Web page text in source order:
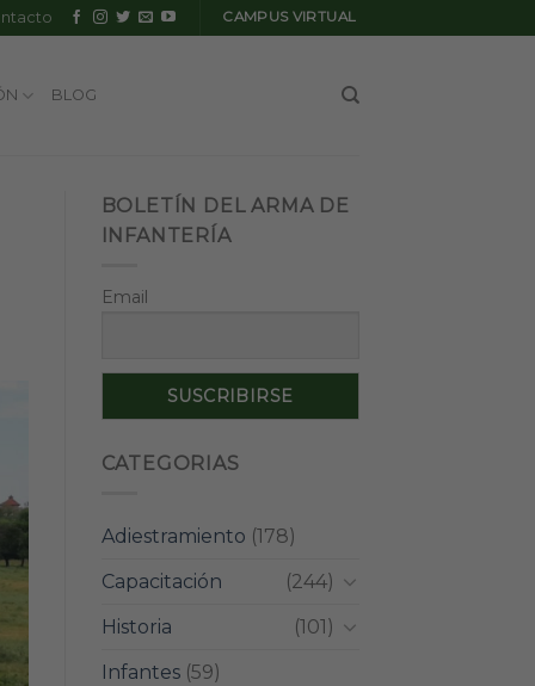
CAMPUS VIRTUAL
BLOG
BOLETÍN DEL ARMA DE
INFANTERÍA
Email
CATEGORIAS
Adiestramiento (178)
Capacitación
(244)
Historia
(101)
Infantes(59)